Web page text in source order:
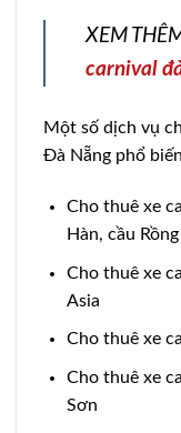
XEM
carnival
Một số dịch vụ
Đà Nẵng phổ
Cho thuê xe
Hàn, cầu Rồng
Cho thuê xe
Asia
Cho thuê xe
Cho thuê xe
Sơn